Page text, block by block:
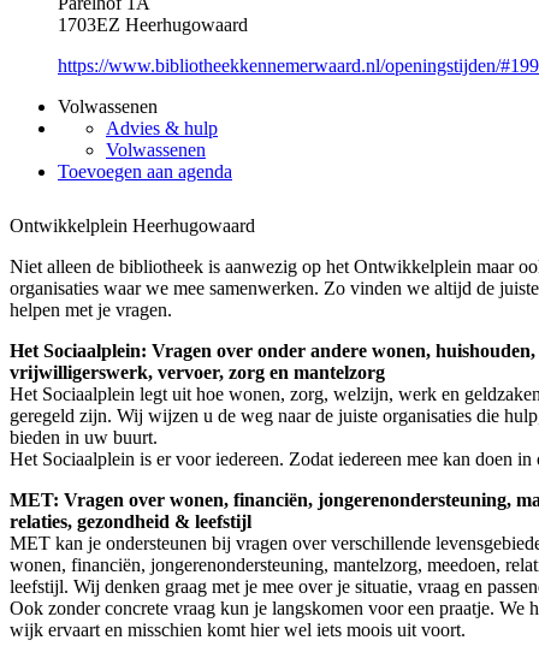
1703EZ Heerhugowaard
https://www.bibliotheekkennemerwaard.nl/openingstijden/
Volwassenen
Advies & hulp
Volwassenen
Toevoegen aan agenda
Ontwikkelplein Heerhugowaard
Niet alleen de bibliotheek is aanwezig op het Ontwikkelplein maar
organisaties waar we mee samenwerken. Zo vinden we altijd de
helpen met je vragen.
Het Sociaalplein: Vragen over onder andere wonen,
vrijwilligerswerk, vervoer, zorg en mantelzorg
Het Sociaalplein legt uit hoe wonen, zorg, welzijn, werk en
geregeld zijn. Wij wijzen u de weg naar de juiste organisaties die
bieden in uw buurt.
Het Sociaalplein is er voor iedereen. Zodat iedereen mee kan doen in
MET: Vragen over wonen, financiën, jongerenondersteuning,
relaties, gezondheid & leefstijl
MET kan je ondersteunen bij vragen over verschillende
wonen, financiën, jongerenondersteuning, mantelzorg, meedoen,
leefstijl. Wij denken graag met je mee over je situatie, vraag en
Ook zonder concrete vraag kun je langskomen voor een praatje. We
wijk ervaart en misschien komt hier wel iets moois uit voort.